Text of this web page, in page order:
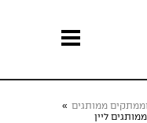
ממותגים »
ליין